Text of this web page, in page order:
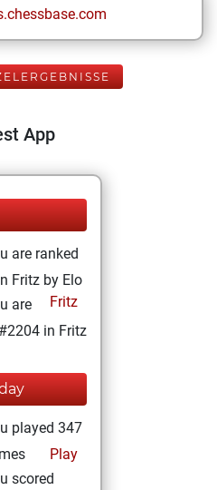
App
are ranked
Fritz by Elo
Fritz
are
in Fritz
played 347
Play
scored